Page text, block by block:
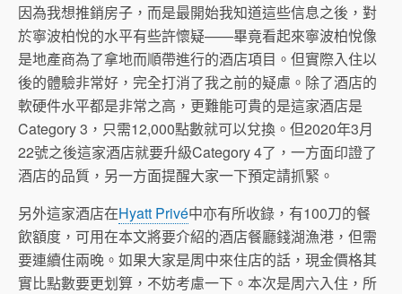
因為我想推銷房子，而是最開始我知道這些信息之後，對
於寧波柏悅的水平有些許懷疑——畢竟看起來寧波柏悅像
是地產商為了拿地而順帶進行的酒店項目。但實際入住以
後的體驗非常好，完全打消了我之前的疑慮。除了酒店的
軟硬件水平都是非常之高，更難能可貴的是這家酒店是
Category 3，只需12,000點數就可以兌換。但2020年3月
22號之後這家酒店就要升級Category 4了，一方面印證了
酒店的品質，另一方面提醒大家一下預定請抓緊。
另外這家酒店在Hyatt Privé中亦有所收錄，有100刀的餐
飲額度，可用在本文將要介紹的酒店餐廳錢湖漁港，但需
要連續住兩晚。如果大家是周中來住店的話，現金價格其
實比點數要更划算，不妨考慮一下。本次是周六入住，所